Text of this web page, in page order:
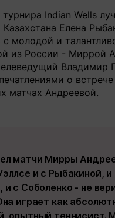
Indian Wells
Казахстана Елена
с молодой и
из России - Миррой
Владимир
о
матчах Андреевой.
матчи Мирры
и с Рыбакиной, и
и с Соболенко - не
играет как
опытный теннисист.